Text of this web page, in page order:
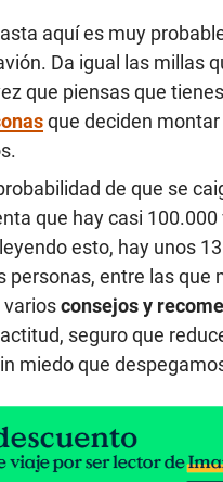
aquí es muy
Da igual las millas
que piensas que
que deciden
de que se
que hay casi
esto, hay unos
personas, entre las que
variosconsejos y
seguro que
miedo que